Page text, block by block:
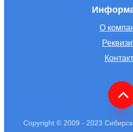
О
Copyright © 2009 - 2023